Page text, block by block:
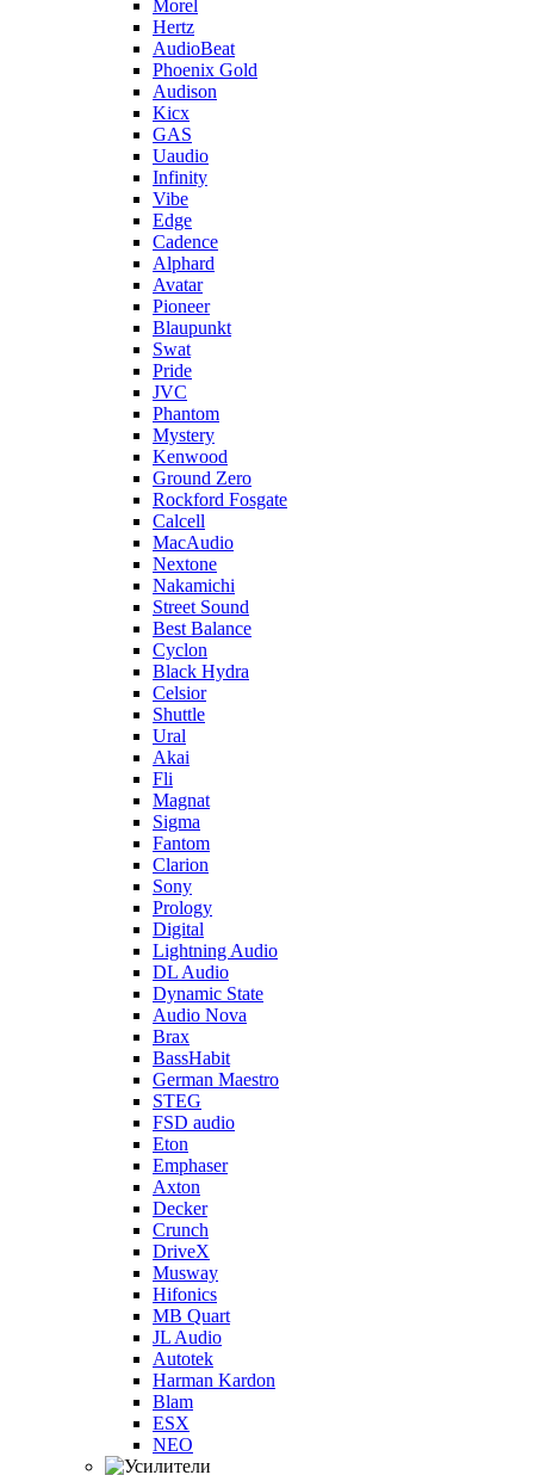
Morel
Hertz
AudioBeat
Phoenix Gold
Audison
Kicx
GAS
Uaudio
Infinity
Vibe
Edge
Cadence
Alphard
Avatar
Pioneer
Blaupunkt
Swat
Pride
JVC
Phantom
Mystery
Kenwood
Ground Zero
Rockford Fosgate
Calcell
MacAudio
Nextone
Nakamichi
Street Sound
Best Balance
Cyclon
Black Hydra
Celsior
Shuttle
Ural
Akai
Fli
Magnat
Sigma
Fantom
Clarion
Sony
Prology
Digital
Lightning Audio
DL Audio
Dynamic State
Audio Nova
Brax
BassHabit
German Maestro
STEG
FSD audio
Eton
Emphaser
Axton
Decker
Crunch
DriveX
Musway
Hifonics
MB Quart
JL Audio
Autotek
Harman Kardon
Blam
ESX
NEO